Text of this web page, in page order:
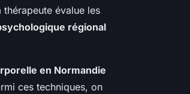
évalue les
régional
en Normandie
ces techniques, on